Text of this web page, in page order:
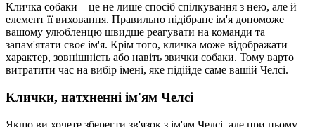
Кличка собаки – це не лише спосіб спілкування з нею, але й
елемент її виховання. Правильно підібране ім'я допоможе
вашому улюбленцю швидше реагувати на команди та
запам'ятати своє ім'я. Крім того, кличка може відображати
характер, зовнішність або навіть звички собаки. Тому варто
витратити час на вибір імені, яке підійде саме вашій Челсі.
Клички, натхненні ім'ям Челсі
Якщо ви хочете зберегти зв'язок з ім'ям Челсі, але при цьому